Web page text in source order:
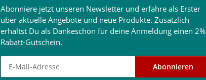
Abonniere jetzt unseren Newsletter und erfahre als Erster
über aktuelle Angebote und neue Produkte. Zusätzlich
erhältst Du als Dankeschön für deine Anmeldung einen 2%
Rabatt-Gutschein.
Newsletter abonnieren Abonnieren